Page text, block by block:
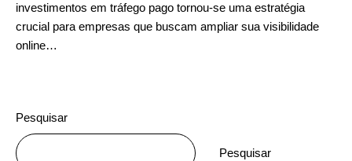
investimentos em tráfego pago tornou-se uma estratégia
crucial para empresas que buscam ampliar sua visibilidade
online…
Pesquisar
Pesquisar